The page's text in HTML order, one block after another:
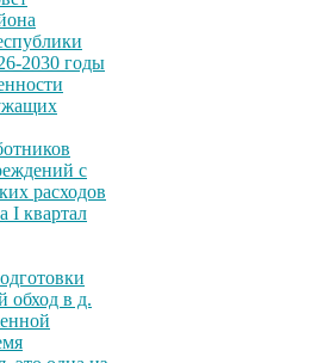
2030 годы
с
расходов
I квартал
обход в д.